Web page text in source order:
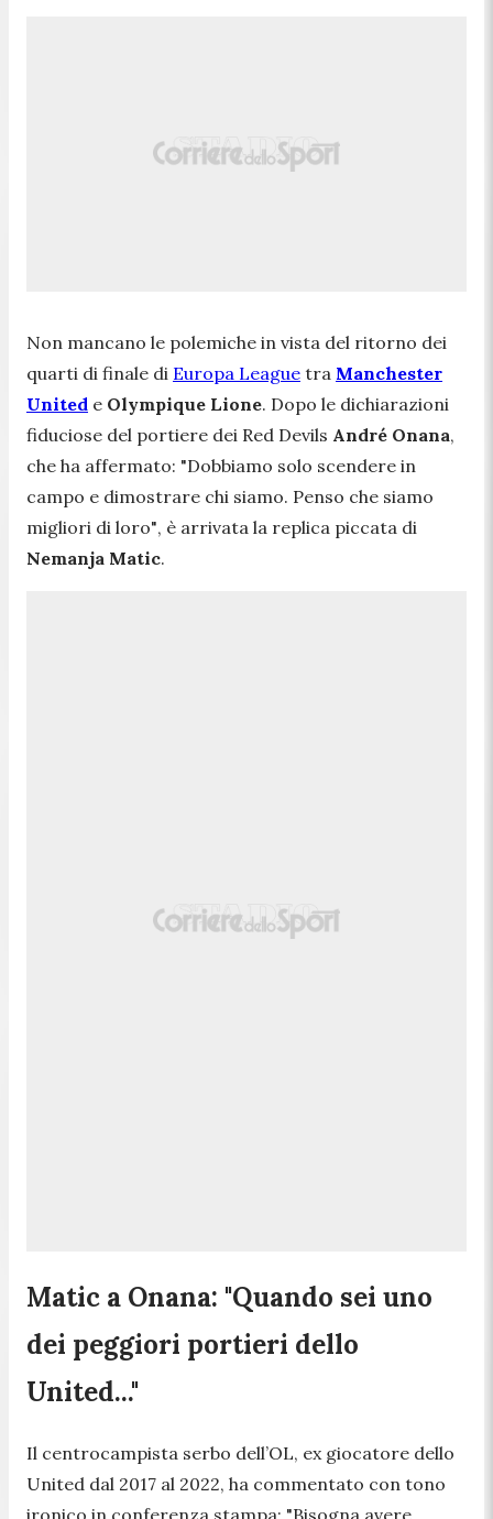
Non mancano le polemiche in vista del ritorno dei
quarti di finale di Europa League tra Manchester
United e Olympique Lione. Dopo le dichiarazioni
fiduciose del portiere dei Red Devils André Onana,
che ha affermato: "Dobbiamo solo scendere in
campo e dimostrare chi siamo. Penso che siamo
migliori di loro", è arrivata la replica piccata di
Nemanja Matic.
Matic a Onana: "Quando sei uno
dei peggiori portieri dello
United..."
Il centrocampista serbo dell’OL, ex giocatore dello
United dal 2017 al 2022, ha commentato con tono
ironico in conferenza stampa: "Bisogna avere